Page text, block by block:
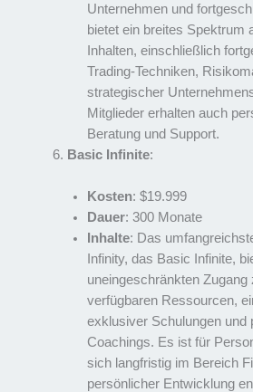
Unternehmen und
bietet ein breites Spektrum
Inhalten, einschließlich
Trading-Techniken,
strategischer
Mitglieder erhalten auch
Beratung und Support.
Basic Infinite:
Kosten: $19.999
Dauer: 300 Monate
Inhalte: Das
Infinity, das Basic Infinite,
uneingeschränkten Zugang
verfügbaren Ressourcen,
exklusiver Schulungen und
Coachings. Es ist für
sich langfristig im Bereich
persönlicher Entwicklung